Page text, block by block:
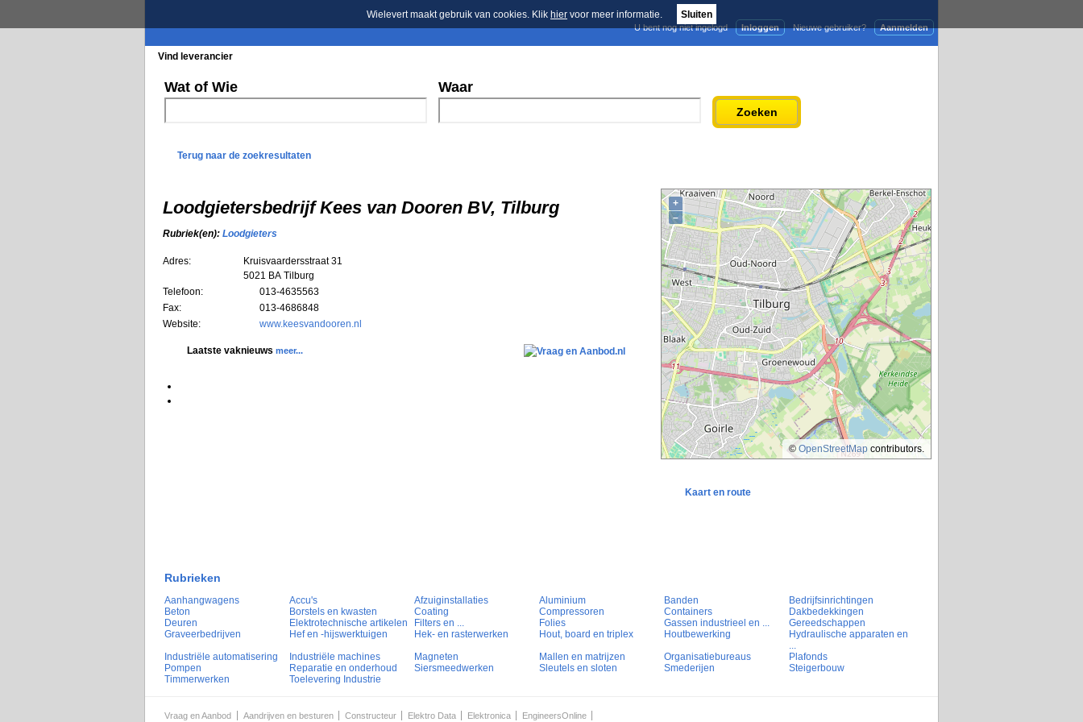
Wielevert maakt gebruik van cookies. Klik hier voor meer informatie. Sluiten
Aanmelden
Nieuwe gebruiker?
Inloggen
U bent nog niet ingelogd
Vind leverancier
Wat of Wie Waar
Zoeken
Terug naar de zoekresultaten
Loodgietersbedrijf Kees van Dooren BV, Tilburg
Rubriek(en): Loodgieters
Adres:
Kruisvaardersstraat 31
5021 BA Tilburg
Telefoon:
013-4635563
Fax:
013-4686848
Website:
www.keesvandooren.nl
Laatste vaknieuws meer...
+
–
© OpenStreetMap contributors.
Kaart en route
Rubrieken
Aanhangwagens Accu's Afzuiginstallaties Aluminium Banden
Bedrijfsinrichtingen
Beton
Borstels en kwasten Coating Compressoren Containers
Dakbedekkingen
Deuren
Elektrotechnische artikelen Filters en ... Folies Gassen industrieel en ...
Gereedschappen
Graveerbedrijven
Hef en -hijswerktuigen Hek- en rasterwerken Hout, board en triplex Houtbewerking
Hydraulische apparaten en
...
Industriële automatisering
Industriële machines Magneten Mallen en matrijzen Organisatiebureaus
Plafonds
Pompen
Reparatie en onderhoud Siersmeedwerken Sleutels en sloten Smederijen
Steigerbouw
Timmerwerken
Toelevering Industrie
Vraag en Aanbod Aandrijven en besturen Constructeur Elektro Data Elektronica EngineersOnline